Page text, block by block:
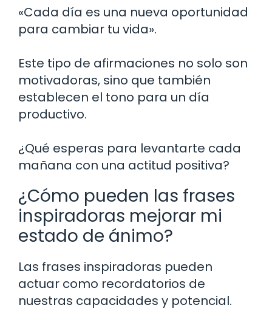
«Cada día es una nueva oportunidad
para cambiar tu vida».
Este tipo de afirmaciones no solo son
motivadoras, sino que también
establecen el tono para un día
productivo.
¿Qué esperas para levantarte cada
mañana con una actitud positiva?
¿Cómo pueden las frases
inspiradoras mejorar mi
estado de ánimo?
Las frases inspiradoras pueden
actuar como recordatorios de
nuestras capacidades y potencial.